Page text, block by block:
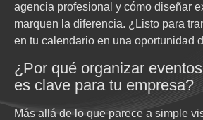
agencia profesional y cómo diseñar
marquen la diferencia. ¿Listo para
en tu calendario en una oportunidad
¿Por qué organizar
es clave para tu empresa?
Más allá de lo que parece a simple